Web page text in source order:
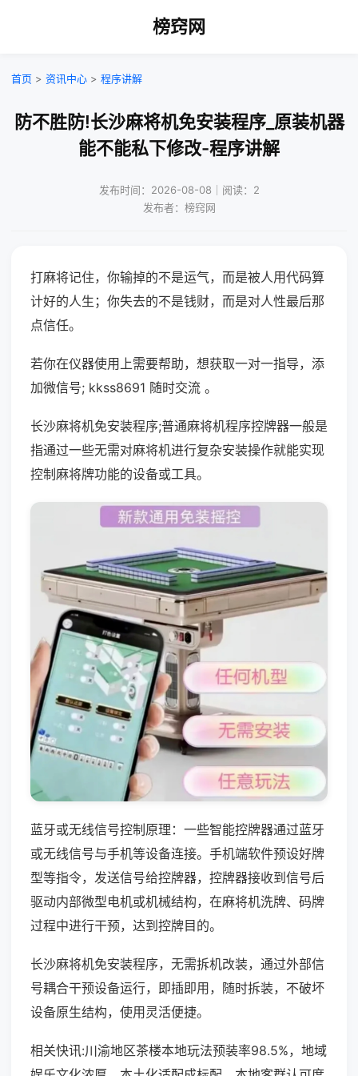
榜窍网
首页 > 资讯中心 > 程序讲解
防不胜防!长沙麻将机免安装程序_原装机器
能不能私下修改-程序讲解
发布时间：2026-08-08｜阅读：2
发布者：榜窍网
打麻将记住，你输掉的不是运气，而是被人用代码算
计好的人生；你失去的不是钱财，而是对人性最后那
点信任。
若你在仪器使用上需要帮助，想获取一对一指导，添
加微信号; kkss8691 随时交流 。
长沙麻将机免安装程序;普通麻将机程序控牌器一般是
指通过一些无需对麻将机进行复杂安装操作就能实现
控制麻将牌功能的设备或工具。
蓝牙或无线信号控制原理：一些智能控牌器通过蓝牙
或无线信号与手机等设备连接。手机端软件预设好牌
型等指令，发送信号给控牌器，控牌器接收到信号后
驱动内部微型电机或机械结构，在麻将机洗牌、码牌
过程中进行干预，达到控牌目的。
长沙麻将机免安装程序，无需拆机改装，通过外部信
号耦合干预设备运行，即插即用，随时拆装，不破坏
设备原生结构，使用灵活便捷。
相关快讯:川渝地区茶楼本地玩法预装率98.5%，地域